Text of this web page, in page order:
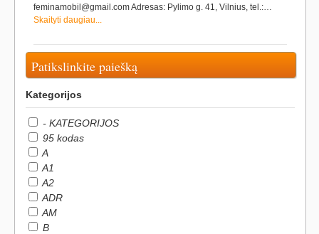
feminamobil@gmail.com Adresas: Pylimo g. 41, Vilnius, tel.:…
Skaityti daugiau...
Patikslinkite paiešką
Kategorijos
- KATEGORIJOS
95 kodas
A
A1
A2
ADR
AM
B